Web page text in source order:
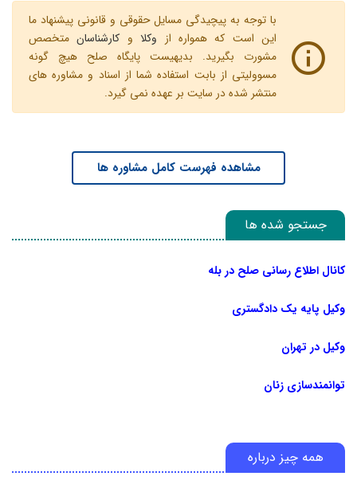
با توجه به پیچیدگی مسایل حقوقی و قانونی پیشنهاد ما
این است که همواره از وکلاو کارشناسانمتخصص
مشورت بگیرید. بدیهیست پایگاه صلح هیچ گونه
مسوولیتی از بابت استفاده شما از اسناد و مشاوره های
منتشر شده در سایت بر عهده نمی گیرد.
مشاهده فهرست کامل مشاوره ها
جستجو شده ها
کانال اطلاع رسانی صلح در بله
وکیل پایه یک دادگستری
وکیل در تهران
توانمندسازی زنان
همه چیز درباره